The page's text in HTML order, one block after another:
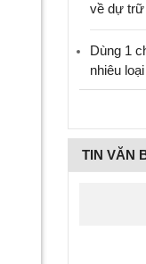
về dự trữ
Dùng 1
nhiêu
TIN VĂN